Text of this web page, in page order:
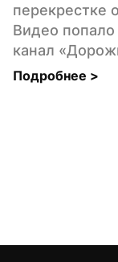
перекрестке
Видео
канал
Подробнее >